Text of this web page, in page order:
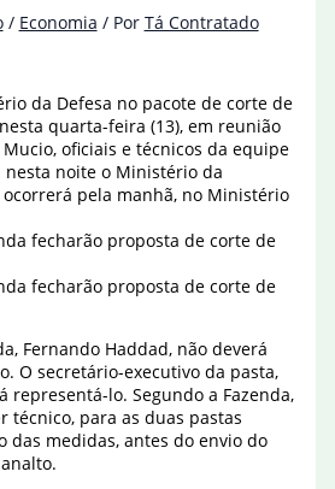
/ Economia / Por Tá Contratado
da Defesa no pacote de corte de
quarta-feira (13), em reunião
oficiais e técnicos da equipe
noite o Ministério da
ocorrerá pela manhã, no Ministério
Fernando Haddad, não deverá
O secretário-executivo da pasta,
representá-lo. Segundo a Fazenda,
técnico, para as duas pastas
das medidas, antes do envio do